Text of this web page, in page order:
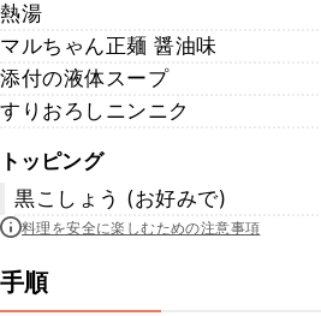
熱湯
マルちゃん正麺 醤油味
添付の液体スープ
すりおろしニンニク
トッピング
黒こしょう (お好みで)
料理を安全に楽しむための注意事項
手順